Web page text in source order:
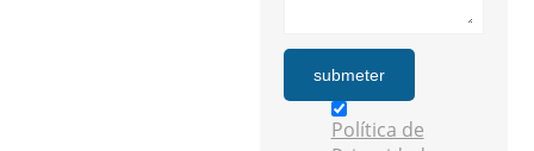
submeter
Política de